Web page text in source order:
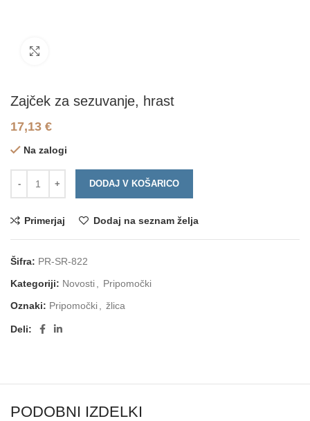
Zajček za sezuvanje, hrast
17,13 €
Na zalogi
DODAJ V KOŠARICO
Primerjaj Dodaj na seznam želja
Šifra: PR-SR-822
Kategoriji: Novosti
Pripomočki
Oznaki: Pripomočki žlica
Deli:
PODOBNI IZDELKI